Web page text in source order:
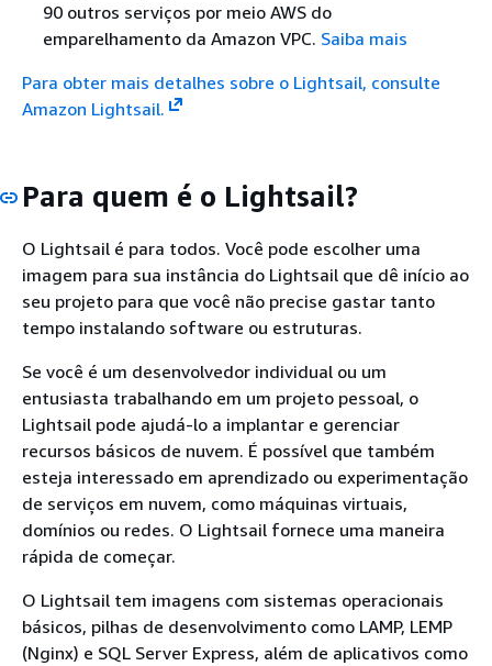
90 outros serviços por meio AWS do
emparelhamento da Amazon VPC. Saiba mais
Para obter mais detalhes sobre o Lightsail, consulte
Amazon Lightsail.
Para quem é o Lightsail?
O Lightsail é para todos. Você pode escolher uma
imagem para sua instância do Lightsail que dê início ao
seu projeto para que você não precise gastar tanto
tempo instalando software ou estruturas.
Se você é um desenvolvedor individual ou um
entusiasta trabalhando em um projeto pessoal, o
Lightsail pode ajudá-lo a implantar e gerenciar
recursos básicos de nuvem. É possível que também
esteja interessado em aprendizado ou experimentação
de serviços em nuvem, como máquinas virtuais,
domínios ou redes. O Lightsail fornece uma maneira
rápida de começar.
O Lightsail tem imagens com sistemas operacionais
básicos, pilhas de desenvolvimento como LAMP, LEMP
(Nginx) e SQL Server Express, além de aplicativos como